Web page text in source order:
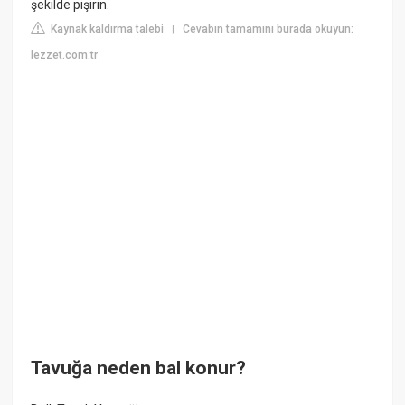
şekilde pişirin.
Kaynak kaldırma talebi |Cevabın tamamını burada okuyun:
lezzet.com.tr
Tavuğa neden bal konur?